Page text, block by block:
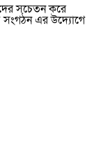
সচেতন করে
সংগঠন এর উদ্যোগে